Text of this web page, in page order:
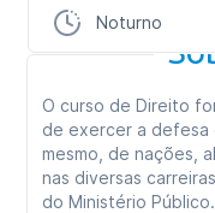
Noturno
O curso de Direito
de exercer a defesa
mesmo, de nações,
nas diversas
do Ministério